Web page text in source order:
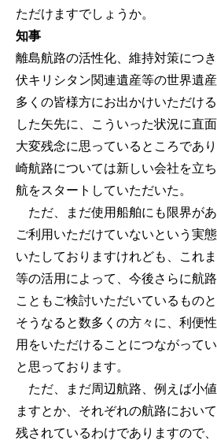
ただけますでしょうか。
知事
離島航路の活性化、維持対策につ
伏キリシタン関連遺産等の世界遺
多くの皆様方にお出かけいただけ
した矢先に、こういった状況に直
大変残念に思っているところであ
崎航路については新しい会社を立
航をスタートしていただいた。
ただ、まだ使用船舶にも限界が
ご利用いただけていないという実
いたしておりますけれども、これ
等の活用によって、今後さらに航
こともご検討いただいているもの
そうなると数多くの方々に、利便
用をいただけることにつながって
と思っております。
ただ、まだ周辺航路、例えば小
ますとか、それぞれの航路におい
残されているわけでありますので